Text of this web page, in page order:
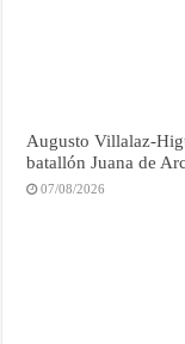
Augusto Villalaz-
batallón Juana de
07/08/2026